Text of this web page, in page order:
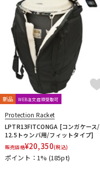
新品 WEB注文店頭受取可
Protection Racket
LPTR13FITCONGA [コンガケース/
12.5トゥンバ用/フィットタイプ]
販売価格¥20,350(税込)
ポイント：1% (185pt)